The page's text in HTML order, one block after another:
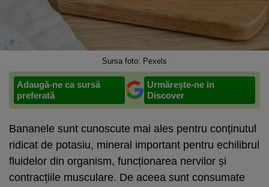
Sursa foto: Pexels
Adaugă-ne ca sursă
preferată
Urmărește-ne in
Discover
Bananele sunt cunoscute mai ales pentru conținutul
ridicat de potasiu, mineral important pentru echilibrul
fluidelor din organism, funcționarea nervilor și
contracțiile musculare. De aceea sunt consumate